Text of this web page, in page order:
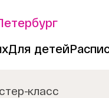
Для детей
класс